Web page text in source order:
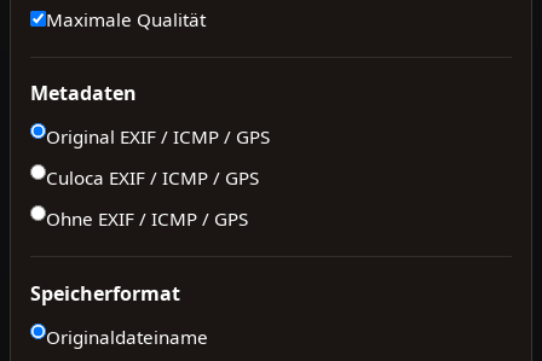
Maximale Qualität
Metadaten
Original EXIF / ICMP / GPS
Culoca EXIF / ICMP / GPS
Ohne EXIF / ICMP / GPS
Speicherformat
Originaldateiname